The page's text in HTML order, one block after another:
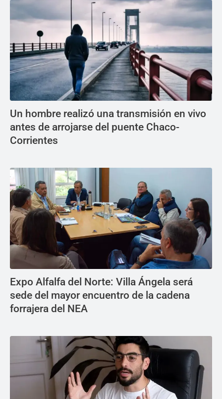
Un hombre realizó una transmisión en vivo
antes de arrojarse del puente Chaco-
Corrientes
Expo Alfalfa del Norte: Villa Ángela será
sede del mayor encuentro de la cadena
forrajera del NEA